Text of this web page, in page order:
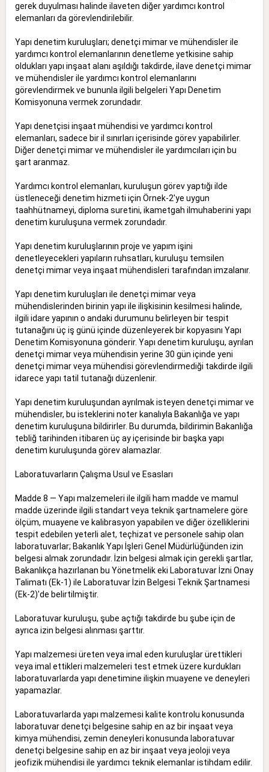
gerek duyulması halinde ilaveten diğer yardımcı kontrol
elemanları da görevlendirilebilir.
Yapı denetim kuruluşları; denetçi mimar ve mühendisler ile
yardımcı kontrol elemanlarının denetleme yetkisine sahip
oldukları yapı inşaat alanı aşıldığı takdirde, ilave denetçi mimar
ve mühendisler ile yardımcı kontrol elemanlarını
görevlendirmek ve bununla ilgili belgeleri Yapı Denetim
Komisyonuna vermek zorundadır.
Yapı denetçisi inşaat mühendisi ve yardımcı kontrol
elemanları, sadece bir il sınırları içerisinde görev yapabilirler.
Diğer denetçi mimar ve mühendisler ile yardımcıları için bu
şart aranmaz.
Yardımcı kontrol elemanları, kuruluşun görev yaptığı ilde
üstleneceği denetim hizmeti için Örnek-2'ye uygun
taahhütnameyi, diploma suretini, ikametgah ilmuhaberini yapı
denetim kuruluşuna vermek zorundadır.
Yapı denetim kuruluşlarının proje ve yapım işini
denetleyecekleri yapıların ruhsatları, kuruluşu temsilen
denetçi mimar veya inşaat mühendisleri tarafından imzalanır.
Yapı denetim kuruluşları ile denetçi mimar veya
mühendislerinden birinin yapı ile ilişkisinin kesilmesi halinde,
ilgili idare yapının o andaki durumunu belirleyen bir tespit
tutanağını üç iş günü içinde düzenleyerek bir kopyasını Yapı
Denetim Komisyonuna gönderir. Yapı denetim kuruluşu, ayrılan
denetçi mimar veya mühendisin yerine 30 gün içinde yeni
denetçi mimar veya mühendisi görevlendirmediği takdirde ilgili
idarece yapı tatil tutanağı düzenlenir.
Yapı denetim kuruluşundan ayrılmak isteyen denetçi mimar ve
mühendisler, bu isteklerini noter kanalıyla Bakanlığa ve yapı
denetim kuruluşuna bildirirler. Bu durumda, bildirimin Bakanlığa
tebliğ tarihinden itibaren üç ay içerisinde bir başka yapı
denetim kuruluşunda görev alamazlar.
Laboratuvarların Çalışma Usul ve Esasları
Madde 8 — Yapı malzemeleri ile ilgili ham madde ve mamul
madde üzerinde ilgili standart veya teknik şartnamelere göre
ölçüm, muayene ve kalibrasyon yapabilen ve diğer özelliklerini
tespit edebilen yeterli alet, teçhizat ve personele sahip olan
laboratuvarlar; Bakanlık Yapı İşleri Genel Müdürlüğünden izin
belgesi almak zorundadır. İzin belgesi almak için gerekli şartlar,
Bakanlıkça hazırlanan bu Yönetmelik eki Laboratuvar İzni Onay
Talimatı (Ek-1) ile Laboratuvar İzin Belgesi Teknik Şartnamesi
(Ek-2)'de belirtilmiştir.
Laboratuvar kuruluşu, şube açtığı takdirde bu şube için de
ayrıca izin belgesi alınması şarttır.
Yapı malzemesi üreten veya imal eden kuruluşlar ürettikleri
veya imal ettikleri malzemeleri test etmek üzere kurdukları
laboratuvarlarda yapı denetimine ilişkin muayene ve deneyleri
yapamazlar.
Laboratuvarlarda yapı malzemesi kalite kontrolu konusunda
laboratuvar denetçi belgesine sahip en az bir inşaat veya
kimya mühendisi, zemin deneyleri konusunda laboratuvar
denetçi belgesine sahip en az bir inşaat veya jeoloji veya
jeofizik mühendisi ile yardımcı teknik elemanlar istihdam edilir.